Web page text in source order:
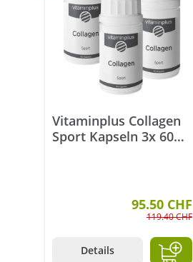
Vitaminplus Collagen
Sport Kapseln 3x 60
95.50 CHF
119.40 CHF
Details